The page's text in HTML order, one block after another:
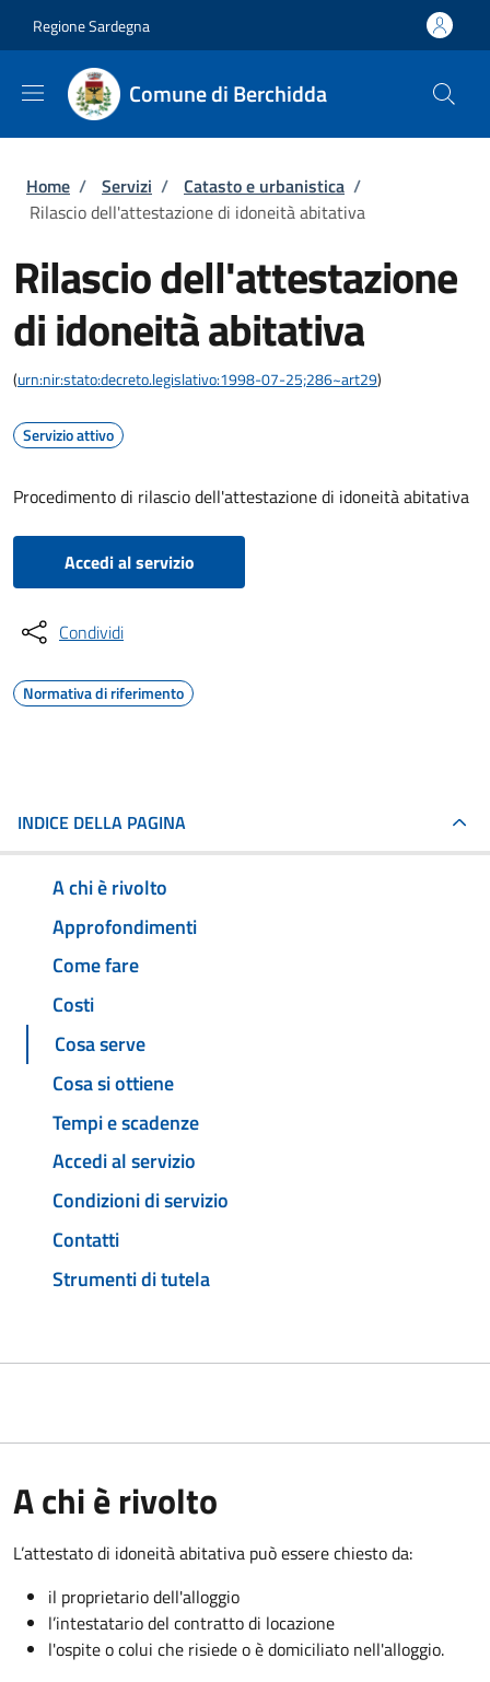
Regione Sardegna
Comune di Berchidda
Briciole di pane
Home / Servizi / Catasto e urbanistica /
Rilascio dell'attestazione di idoneità abitativa
Rilascio dell'attestazione
di idoneità abitativa
(urn:nir:stato:decreto.legislativo:1998-07-25;286~art29)
Servizio attivo
Procedimento di rilascio dell'attestazione di idoneità abitativa
Accedi al servizio
Condividi
Normativa di riferimento
INDICE DELLA PAGINA
A chi è rivolto
Approfondimenti
Come fare
Costi
Cosa serve
Cosa si ottiene
Tempi e scadenze
Accedi al servizio
Condizioni di servizio
Contatti
Strumenti di tutela
A chi è rivolto
L’attestato di idoneità abitativa può essere chiesto da:
il proprietario dell'alloggio
l’intestatario del contratto di locazione
l'ospite o colui che risiede o è domiciliato nell'alloggio.